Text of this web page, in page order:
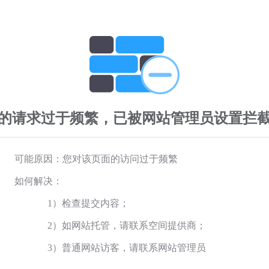
请求过于频繁，已被网站管理员设置拦
可能原因：您对该页面的访问过于频繁
如何解决：
1）检查提交内容；
2）如网站托管，请联系空间提供商；
3）普通网站访客，请联系网站管理员